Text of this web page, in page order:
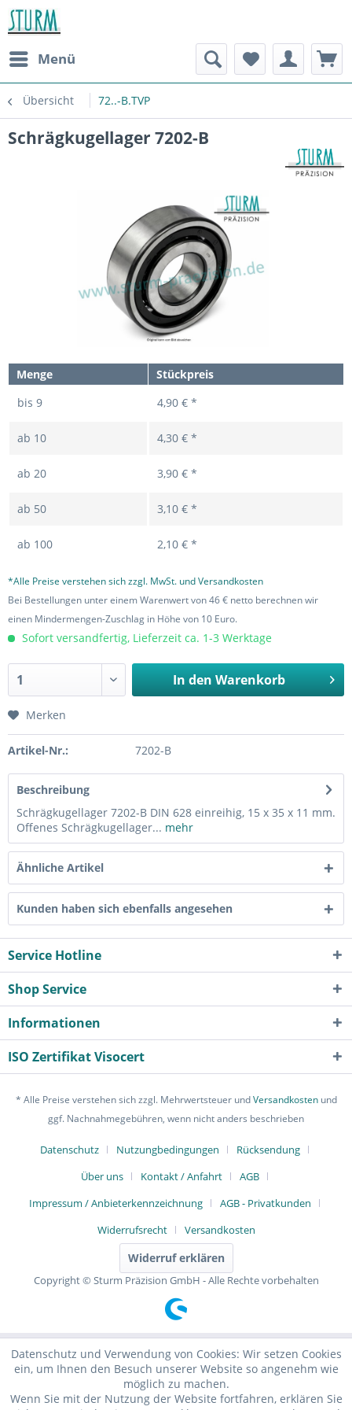
Menü
Übersicht 72..-B.TVP
Schrägkugellager 7202-B
Menge
Stückpreis
bis 9 4,90 € *
ab 10 4,30 € *
ab 20 3,90 € *
ab 50 3,10 € *
ab 100 2,10 € *
*Alle Preise verstehen sich zzgl. MwSt. und Versandkosten
Bei Bestellungen unter einem Warenwert von 46 € netto berechnen wir
einen Mindermengen-Zuschlag in Höhe von 10 Euro.
Sofort versandfertig, Lieferzeit ca. 1-3 Werktage
In den Warenkorb
Merken
Artikel-Nr.: 7202-B
Beschreibung
Schrägkugellager 7202-B DIN 628 einreihig, 15 x 35 x 11 mm.
Offenes Schrägkugellager... mehr
Ähnliche Artikel
Kunden haben sich ebenfalls angesehen
Service Hotline
Shop Service
Informationen
ISO Zertifikat Visocert
* Alle Preise verstehen sich zzgl. Mehrwertsteuer undVersandkostenund
ggf. Nachnahmegebühren, wenn nicht anders beschrieben
Datenschutz Nutzungbedingungen
Rücksendung
Über uns
Kontakt / Anfahrt
AGB
Impressum / Anbieterkennzeichnung
AGB - Privatkunden
Widerrufsrecht
Versandkosten
Widerruf erklären
Copyright © Sturm Präzision GmbH - Alle Rechte vorbehalten
Datenschutz und Verwendung von Cookies: Wir setzen Cookies
ein, um Ihnen den Besuch unserer Website so angenehm wie
möglich zu machen.
Wenn Sie mit der Nutzung der Website fortfahren, erklären Sie